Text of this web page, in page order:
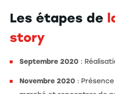
Les étapes de
story
Septembre 2020 :
Novembre 2020 :